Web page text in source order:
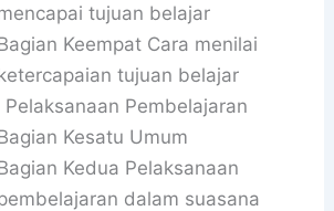
tujuan belajar
Keempat Cara menilai
tujuan belajar
Pelaksanaan Pembelajaran
Kesatu Umum
Kedua Pelaksanaan
dalam suasana